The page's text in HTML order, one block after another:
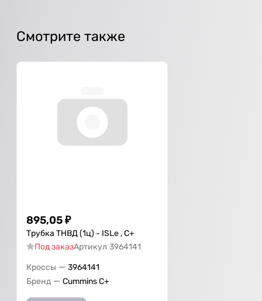
Смотрите также
895,05₽
Трубка ТНВД (1ц) - ISLe , С+
Под заказАртикул 3964141
Кроссы — 3964141
Бренд — Cummins C+